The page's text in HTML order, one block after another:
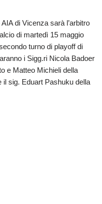
di Vicenza sarà l’arbitro
di martedì 15 maggio
turno di playoff di
i Sigg.ri Nicola Badoer
e Matteo Michieli della
sig. Eduart Pashuku della